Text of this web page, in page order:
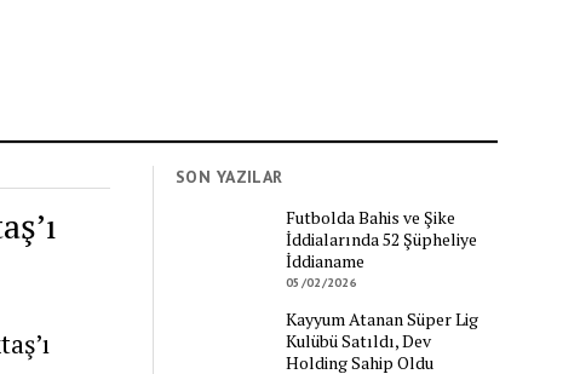
SON YAZILAR
Futbolda Bahis ve Şike
İddialarında 52 Şüpheliye
İddianame
05/02/2026
Kayyum Atanan Süper Lig
Kulübü Satıldı, Dev
Holding Sahip Oldu